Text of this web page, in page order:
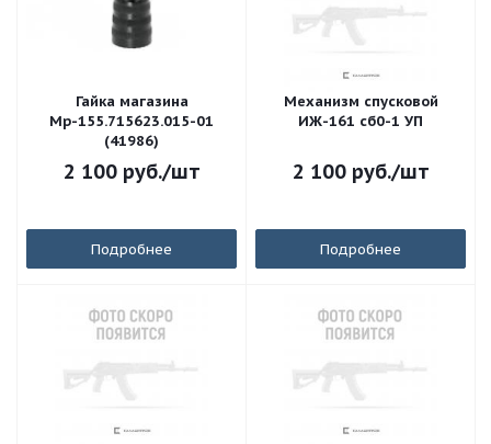
Гайка магазина
Мр-155.715623.015-01
(41986)
2 100руб./шт
Подробнее
Механизм спусковой
ИЖ-161 сб0-1 УП
2 100руб./шт
Подробнее